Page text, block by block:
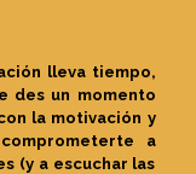
lleva tiempo,
des un momento
la motivación y
a
(y a escuchar las